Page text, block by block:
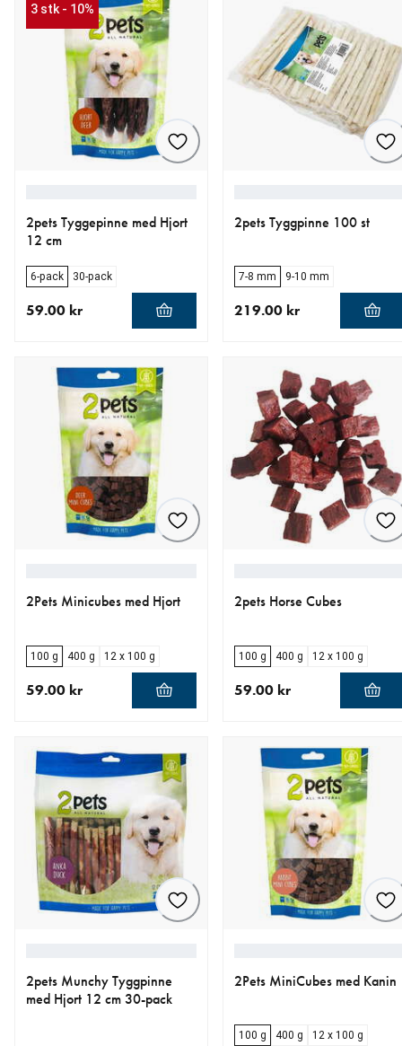
3 stk - 10%
2pets Tyggepinne med Hjort
12 cm
6-pack 30-pack
59.00 kr
2pets Tyggpinne 100 st
7-8 mm 9-10 mm
219.00 kr
2Pets Minicubes med Hjort
100 g 400 g 12 x 100 g
59.00 kr
2pets Horse Cubes
100 g 400 g 12 x 100 g
59.00 kr
2pets Munchy Tyggpinne
med Hjort 12 cm 30-pack
2Pets MiniCubes med Kanin
100 g 400 g 12 x 100 g